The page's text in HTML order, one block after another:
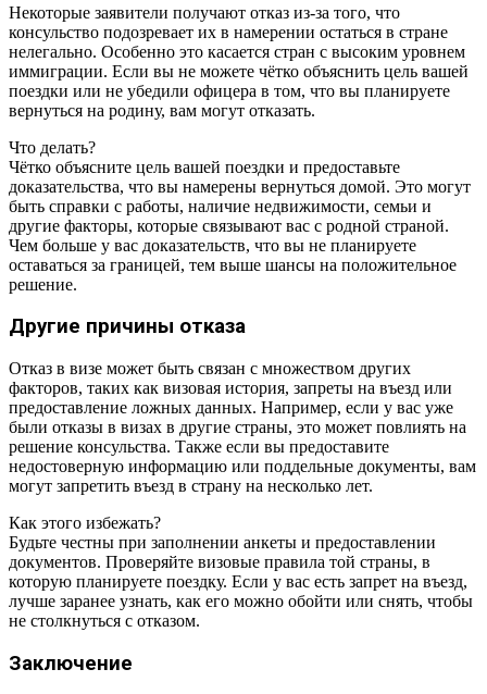
Некоторые заявители получают отказ из-за того, что
консульство подозревает их в намерении остаться в стране
нелегально. Особенно это касается стран с высоким уровнем
иммиграции. Если вы не можете чётко объяснить цель вашей
поездки или не убедили офицера в том, что вы планируете
вернуться на родину, вам могут отказать.
Что делать?
Чётко объясните цель вашей поездки и предоставьте
доказательства, что вы намерены вернуться домой. Это могут
быть справки с работы, наличие недвижимости, семьи и
другие факторы, которые связывают вас с родной страной.
Чем больше у вас доказательств, что вы не планируете
оставаться за границей, тем выше шансы на положительное
решение.
Другие причины отказа
Отказ в визе может быть связан с множеством других
факторов, таких как визовая история, запреты на въезд или
предоставление ложных данных. Например, если у вас уже
были отказы в визах в другие страны, это может повлиять на
решение консульства. Также если вы предоставите
недостоверную информацию или поддельные документы, вам
могут запретить въезд в страну на несколько лет.
Как этого избежать?
Будьте честны при заполнении анкеты и предоставлении
документов. Проверяйте визовые правила той страны, в
которую планируете поездку. Если у вас есть запрет на въезд,
лучше заранее узнать, как его можно обойти или снять, чтобы
не столкнуться с отказом.
Заключение